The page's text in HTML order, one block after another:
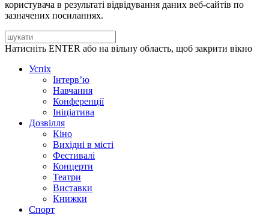
користувача в результаті відвідування даних веб-сайтів по
зазначених посиланнях.
Натисніть ENTER або на вільну область, щоб закрити вікно
Успіх
Інтерв’ю
Навчання
Конференції
Ініціатива
Дозвілля
Кіно
Вихідні в місті
Фестивалі
Концерти
Театри
Виставки
Книжки
Спорт